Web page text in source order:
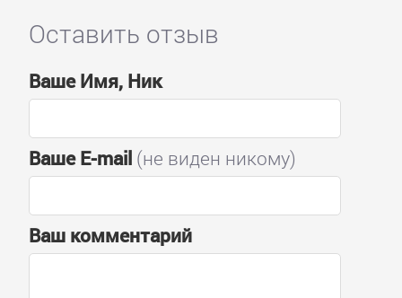
Оставить отзыв
Ваше Имя, Ник
Ваше E-mail(не виден никому)
Ваш комментарий